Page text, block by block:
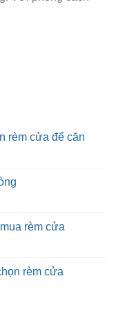
rèm cửa để căn
rèm cửa
rèm cửa